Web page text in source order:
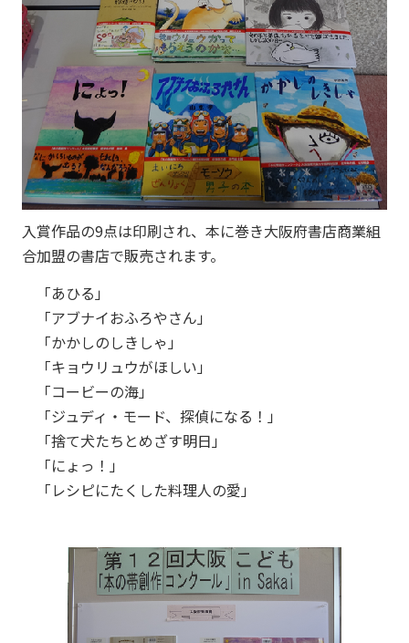
入賞作品の9点は印刷され、本に巻き大阪府書店商業組
合加盟の書店で販売されます。
「あひる」
「アブナイおふろやさん」
「かかしのしきしゃ」
「キョウリュウがほしい」
「コービーの海」
「ジュディ・モード、探偵になる！」
「捨て犬たちとめざす明日」
「にょっ！」
「レシピにたくした料理人の愛」